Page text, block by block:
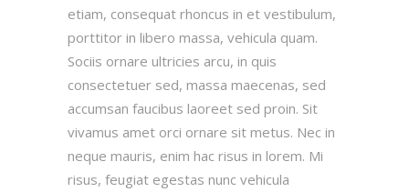
etiam, consequat rhoncus in et vestibulum,
porttitor in libero massa, vehicula quam.
Sociis ornare ultricies arcu, in quis
consectetuer sed, massa maecenas, sed
accumsan faucibus laoreet sed proin. Sit
vivamus amet orci ornare sit metus. Nec in
neque mauris, enim hac risus in lorem. Mi
risus, feugiat egestas nunc vehicula